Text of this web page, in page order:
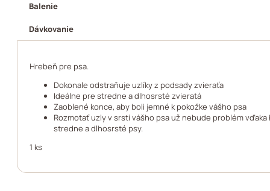
Balenie
Dávkovanie
Hrebeň pre psa.
Dokonale odstraňuje uzlíky z podsady zvieraťa
Ideálne pre stredne a dlhosrsté zvieratá
Zaoblené konce, aby boli jemné k pokožke vášho psa
Rozmotať uzly v srsti vášho psa už nebude problém
stredne a dlhosrsté psy.
1 ks